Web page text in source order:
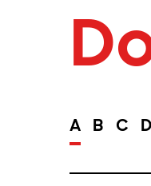
A B C D